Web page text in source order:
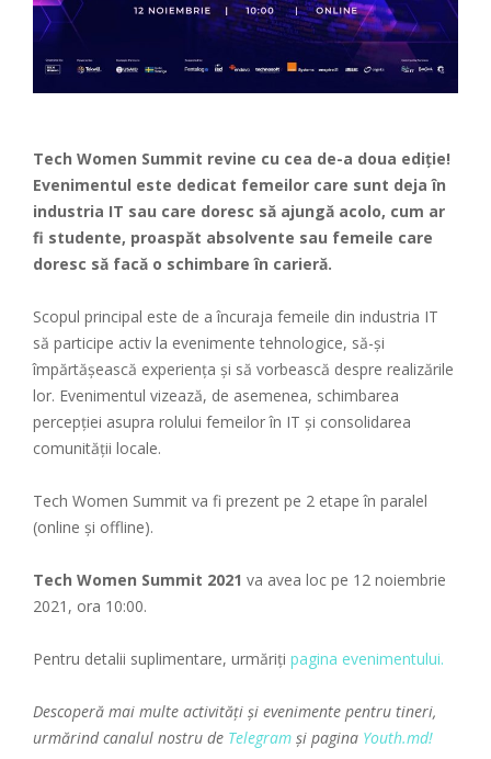
Tech Women Summit revine cu cea de-a doua ediție!
Evenimentul este dedicat femeilor care sunt deja în
industria IT sau care doresc să ajungă acolo, cum ar
fi studente, proaspăt absolvente sau femeile care
doresc să facă o schimbare în carieră.
Scopul principal este de a încuraja femeile din industria IT
să participe activ la evenimente tehnologice, să-și
împărtășească experiența și să vorbească despre realizările
lor. Evenimentul vizează, de asemenea, schimbarea
percepției asupra rolului femeilor în IT și consolidarea
comunității locale.
Tech Women Summit va fi prezent pe 2 etape în paralel
(online și offline).
Tech Women Summit 2021 va avea loc pe 12 noiembrie
2021, ora 10:00.
Pentru detalii suplimentare, urmăriți pagina evenimentului.
Descoperă mai multe activități și evenimente pentru tineri,
urmărind canalul nostru de Telegram și pagina Youth.md!